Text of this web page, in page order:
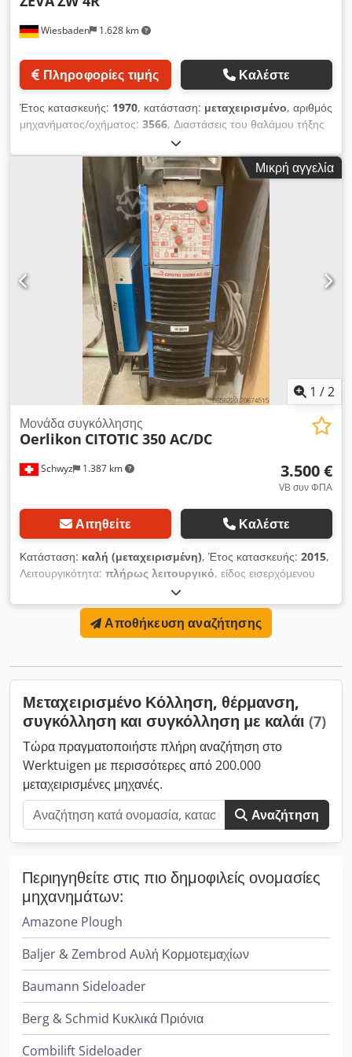
λεπτά αλουμίνια ένα εξαιρετικά χαμηλής εκτίναξης, απαλό και
πολυπλοκότητες: Καμία περίπλοκη ψηφιακή λειτουργία. Η
επιλογή της κατάλληλης βαθμίδας συγκόλλησης, η ρύθμιση
ξεκινάτε άμεσα. Με διακόπτες ενεργοποιούνται και λειτουργίες
όπως 2T/4T (για μακριές ραφές) και συγκόλληση με σημείο ή
διακοπτόμενη λειτουργία. Εκτίμηση μεταχειρισμένης αγοράς:
Δεδομένου ότι αυτή η σειρά δεν παράγεται πλέον, αποτελεί
πραγματική ευκαιρία στη μεταχειρισμένη αγορά για συνεργεία
και απαιτητικούς ερασιτέχνες. Σημείωση: Πώληση χωρίς
εγγύηση. Δεν φέρουμε ευθύνη για τη λειτουργική κατάσταση
της μηχανής. Η πώληση γίνεται με ρητή εξαίρεση κάθε
εγγυητικής υποχρέωσης, στο μέτρο που επιτρέπεται από το
Wiesbaden 1.628 km
Πληροφορίες τιμής Καλέστε
Έτος κατασκευής: 1970, κατάσταση: μεταχειρισμένο, αριθμός
μηχανήματος/οχήματος: 3566, Διαστάσεις του θαλάμου τήξης
Μήκος: 240 mm Πλάτος: 200 mm Βάθος: 40 mm
Χωρητικότητα συγκόλλησης: 16 kg Ισχύς: 2400 W για τάση
δικτύου: 220 V Djdpfjb Nxf Tjx Ak Hjck
Μικρή αγγελία
1 /2
Schwyz 1.387 km
Μονάδα συγκόλλησης
Oerlikon CITOTIC 350 AC/DC
3.500 €
VB συν ΦΠΑ
Αιτηθείτε Καλέστε
Κατάσταση: καλή (μεταχειρισμένη), Έτος κατασκευής: 2015,
Λειτουργικότητα: πλήρως λειτουργικό, είδος εισερχόμενου
, τάση εισόδου:
καλωδίου γείωσης:5.000 χιλ., τύπος ψύξης:νερό, Συσκευή
συγκόλλησης TIG με υδρόψυξη, πηγή συνεχούς/
εναλλασσόμενου ρεύματος CITOTIG 350W AC/DC Εύρος
Καλώδιο γείωσης με σφιγκτήρα 5m, 50mm2 - Τροχήλατο
καρότσι TY2A - Ψυκτικό υγρό FREEZECOOL 10l - Καυστήρας
TIG CITORCH T 35W EB C5B, 5m, υδρόψυκτος - Καυστήρας
TIG CITORCH T 10W EB C5B, 5m, υδρόψυκτος - Μειωτής
πίεσης για αργό / CO2
Αποθήκευση αναζήτησης
Μεταχειρισμένο Κόλληση, θέρμανση,
συγκόλληση και συγκόλληση με καλάι (7)
Τώρα πραγματοποιήστε πλήρη αναζήτηση στο
Werktuigen με περισσότερες από 200.000
μεταχειρισμένες μηχανές.
Αναζήτηση
Περιηγηθείτε στις πιο δημοφιλείς ονομασίες
μηχανημάτων:
Amazone Plough
Baljer & Zembrod Αυλή Κορμοτεμαχίων
Baumann Sideloader
Berg & Schmid Κυκλικά Πριόνια
Combilift Sideloader